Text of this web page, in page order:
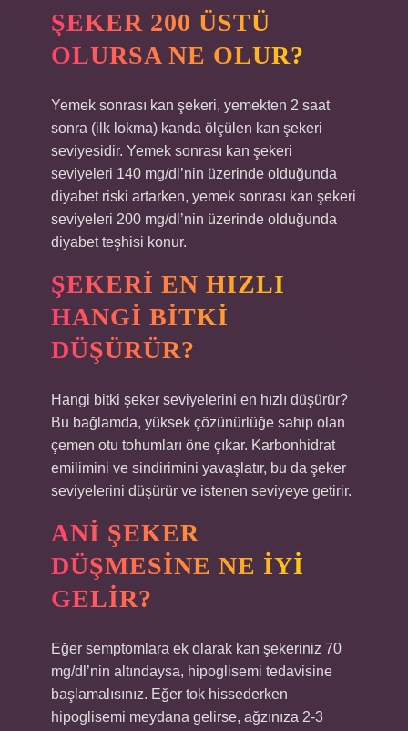
ŞEKER 200 ÜSTÜ
OLURSA NE OLUR?
Yemek sonrası kan şekeri, yemekten 2 saat
sonra (ilk lokma) kanda ölçülen kan şekeri
seviyesidir. Yemek sonrası kan şekeri
seviyeleri 140 mg/dl’nin üzerinde olduğunda
diyabet riski artarken, yemek sonrası kan şekeri
seviyeleri 200 mg/dl’nin üzerinde olduğunda
diyabet teşhisi konur.
ŞEKERI EN HIZLI
HANGI BITKI
DÜŞÜRÜR?
Hangi bitki şeker seviyelerini en hızlı düşürür?
Bu bağlamda, yüksek çözünürlüğe sahip olan
çemen otu tohumları öne çıkar. Karbonhidrat
emilimini ve sindirimini yavaşlatır, bu da şeker
seviyelerini düşürür ve istenen seviyeye getirir.
ANI ŞEKER
DÜŞMESINE NE IYI
GELIR?
Eğer semptomlara ek olarak kan şekeriniz 70
mg/dl’nin altındaysa, hipoglisemi tedavisine
başlamalısınız. Eğer tok hissederken
hipoglisemi meydana gelirse, ağzınıza 2-3